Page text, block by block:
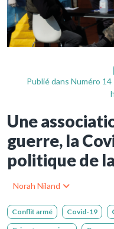
Publié dans Numéro 14
Une
guerre, la
politique de
Norah Niland
Conflit armé Covid-19